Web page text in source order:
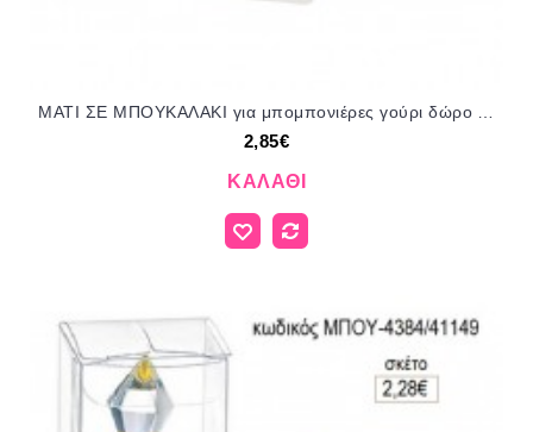
2,85€
ΚΑΛΆΘΙ